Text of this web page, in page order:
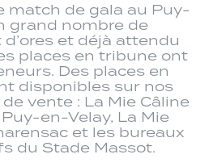
match de gala au Puy-
grand nombre de
et déjà attendu
places en tribune ont
Des places en
disponibles sur nos
vente : La Mie Câline
en-Velay, La Mie
et les bureaux
du Stade Massot.